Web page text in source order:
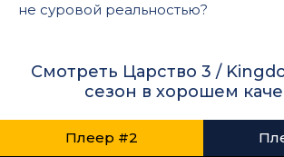
не суровой реальностью?
Смотреть Царство 3 /
сезон в хорошем
Плеер #2